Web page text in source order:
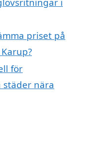
priset på
för
nära